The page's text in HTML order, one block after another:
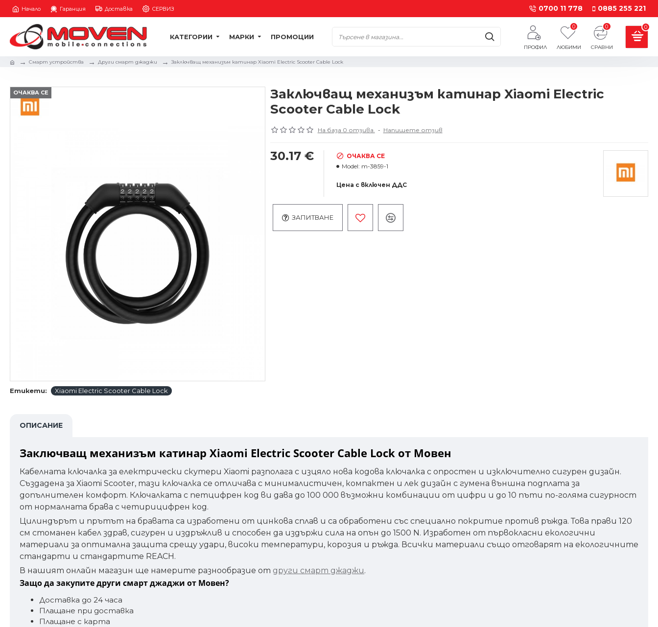
Начало Гаранция Доставка СЕРВИЗ 0700 11 778 0885 255 221
КАТЕГОРИИ МАРКИ ПРОМОЦИИ
ПРОФИЛ ЛЮБИМИ
0
СРАВНИ
0 0
Смарт устройства Други смарт джаджи Заключващ механизъм катинар Xiaomi Electric Scooter Cable Lock
ОЧАКВА СЕ
Етикети: Xiaomi Electric Scooter Cable Lock
Заключващ механизъм катинар Xiaomi Electric
Scooter Cable Lock
На база 0 отзива. - Напишете отзив
30.17 €
ОЧАКВА СЕ
Model: m-3859-1
Цена с включен ДДС
ЗАПИТВАНЕ
ОПИСАНИЕ
Заключващ механизъм катинар Xiaomi Electric Scooter Cable Lock от Мовен
Кабелната ключалка за електрически скутери Xiaomi разполага с изцяло нова кодова ключалка с опростен и изключително сигурен дизайн.
Създадена за Xiaomi Scooter, тази ключалка се отличава с минималистичен, компактен и лек дизайн с гумена външна подплата за
допълнителен комфорт. Ключалката с петцифрен код ви дава до 100 000 възможни комбинации от цифри и до 10 пъти по-голяма сигурност
от нормалната брава с четирицифрен код.
Цилиндърът и прътът на бравата са изработени от цинкова сплав и са обработени със специално покритие против ръжда. Това прави 120
см стоманен кабел здрав, сигурен и издръжлив и способен да издържи сила на опън до 1500 N. Изработен от първокласни екологични
материали за оптимална защита срещу удари, високи температури, корозия и ръжда. Всички материали също отговарят на екологичните
стандарти и стандартите REACH.
В нашият онлайн магазин ще намерите разнообразие от други смарт джаджи.
Защо да закупите други смарт джаджи от Мовен?
Доставка до 24 часа
Плащане при доставка
Плащане с карта